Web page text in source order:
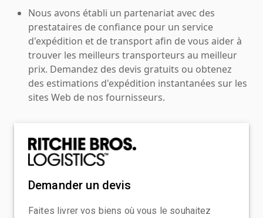
Nous avons établi un partenariat avec des
prestataires de confiance pour un service
d'expédition et de transport afin de vous aider à
trouver les meilleurs transporteurs au meilleur
prix. Demandez des devis gratuits ou obtenez
des estimations d'expédition instantanées sur les
sites Web de nos fournisseurs.
Demander un devis
Faites livrer vos biens où vous le souhaitez